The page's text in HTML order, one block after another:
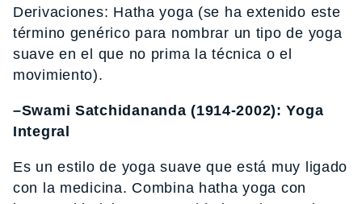
Derivaciones: Hatha yoga (se ha extenido este
término genérico para nombrar un tipo de yoga
suave en el que no prima la técnica o el
movimiento).
–Swami Satchidananda (1914-2002): Yoga
Integral
Es un estilo de yoga suave que está muy ligado
con la medicina. Combina hatha yoga con